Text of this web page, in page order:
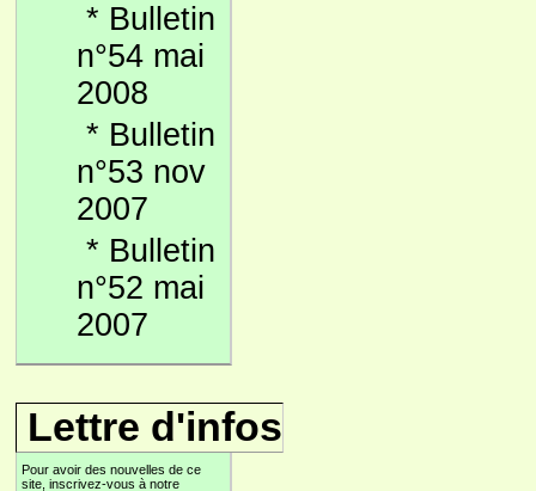
* Bulletin
n°54 mai
2008
* Bulletin
n°53 nov
2007
* Bulletin
n°52 mai
2007
Lettre d'infos
Pour avoir des nouvelles de ce
site, inscrivez-vous à notre